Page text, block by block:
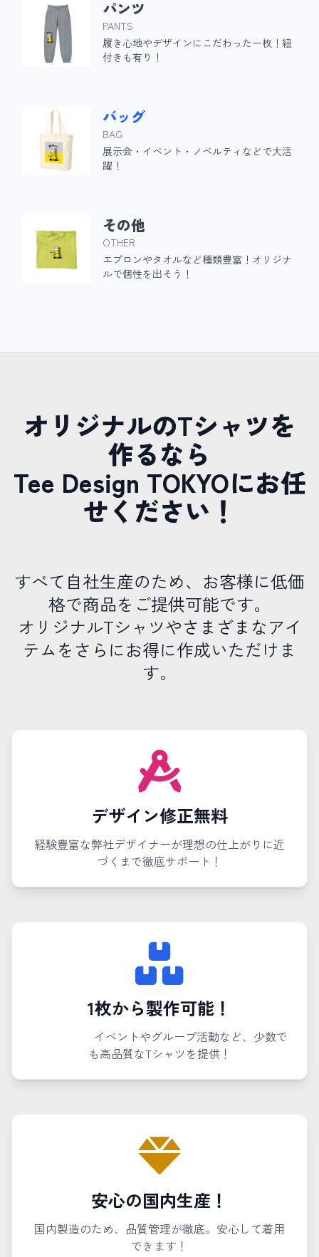
パンツ
PANTS
履き心地やデザインにこだわった一枚！紐
付きも有り！
バッグ
BAG
展示会・イベント・ノベルティなどで大活
躍！
その他
OTHER
エプロンやタオルなど種類豊富！オリジナ
ルで個性を出そう！
オリジナルのTシャツを
作るなら
Tee Design TOKYOにお任
せください！
すべて自社生産のため、お客様に低価
格で商品をご提供可能です。
オリジナルTシャツやさまざまなアイ
テムをさらにお得に作成いただけま
す。
デザイン修正無料
経験豊富な弊社デザイナーが理想の仕上がりに近
づくまで徹底サポート！
1枚から製作可能！
イベントやグループ活動など、少数で
も高品質なTシャツを提供！
安心の国内生産！
国内製造のため、品質管理が徹底。安心して着用
できます！